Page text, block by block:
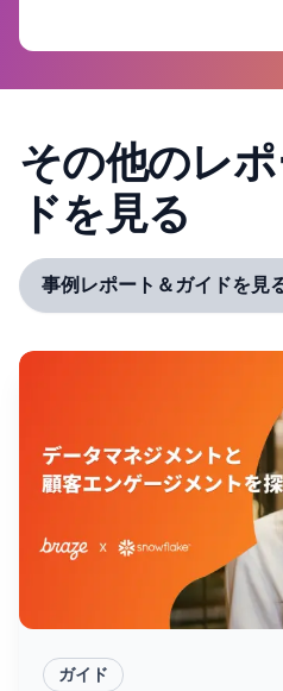
その他のレ
ドを見る
事例レポート＆ガイドを見
ガイド